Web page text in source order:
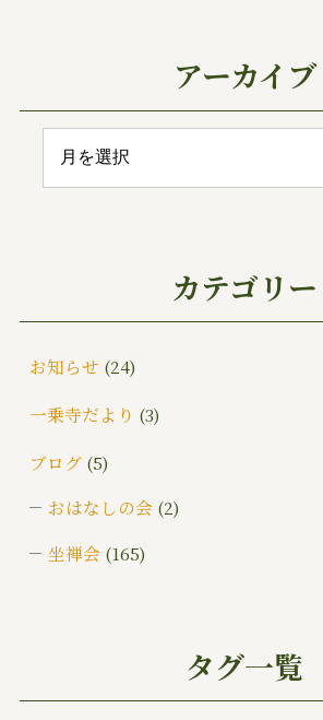
アーカイブ
カテゴリー
お知らせ (24)
一乗寺だより (3)
ブログ(5)
おはなしの会 (2)
坐禅会 (165)
タグ一覧